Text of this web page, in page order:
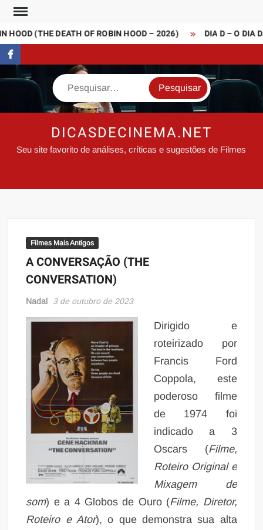
Skip
content(THE DEATH OF ROBIN HOOD – 2026) DIA D – O DIA
FaceBook
Search
DICASDECINEMA.NET
Seu site favorito de análises, críticas e sugestões de Filmes
Filmes Mais Antigos
A CONVERSAÇÃO (THE
CONVERSATION)
Nadal 3 de outubro de 2023
Dirigido e
roteirizado por
Francis Ford
Coppola, este
poderoso filme
de 1974 foi
indicado a 3
Oscars (Filme,
Roteiro Original e
Mixagem de
som) e a 4 Globos de Ouro (Filme, Diretor,
Roteiro e Ator), o que demonstra sua alta